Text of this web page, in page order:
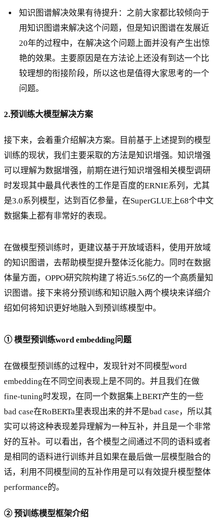
知识图谱解决效果有待提升：之前大家都比较倾向于
用知识图谱来解决这个问题，但是知识图谱在发展近
20年的过程中，在解决这个问题上面并没有产生出惊
艳的效果。主要原因是在方法论上还没有到达一个比
较理想的衔接阶段，所以这也是值得大家思考的一个
问题。
2.预训练大模型解决方案
接下来，会着重介绍解决方案。目前基于上述提到的模型
训练的现状，我们主要采取的方法是知识增强。知识增强
可以理解为数据增强，前期在进行知识增强相关模型调研
时发现其中最具代表性的工作是百度的ERNIE系列，尤其
是3.0系列模型，达到百亿参量，在SuperGLUE上68个中文
数据集上都有非常好的表现。
在做模型预训练时，更建议基于开放域语料，使用开放域
的知识图谱，去帮助模型提升整体泛化能力。同时在数据
体量方面，OPPO研究院构建了将近5.56亿的一个高质量知
识图谱。接下来将分预训练和知识融入两个模块来详细介
绍如何将知识更好地融入到预训练模型中。
① 模型预训练word embedding问题
在做模型预训练的过程中，发现针对不同模型word
embedding在不同空间表现上是不同的。并且我们在做
fine-tuning时发现，在同一个数据集上BERT产生的一些
bad case在RoBERTa里表现出来的并不是bad case，所以其
实可以将这种表现差异理解为一种互补，并且是一个非常
好的互补。可以看出，各个模型之间通过不同的语料或者
是相同的语料进行训练并且如果在最后做一层模型融合的
话，利用不同模型间的互补作用是可以有效提升模型整体
performance的。
② 预训练模型框架介绍